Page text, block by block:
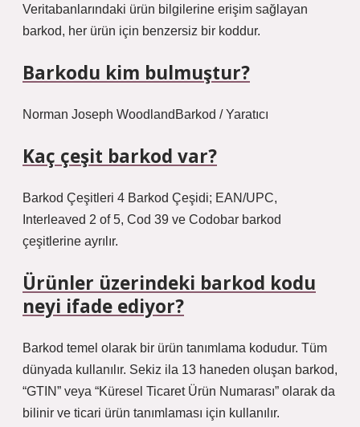
Veritabanlarındaki ürün bilgilerine erişim sağlayan
barkod, her ürün için benzersiz bir koddur.
Barkodu kim bulmuştur?
Norman Joseph WoodlandBarkod / Yaratıcı
Kaç çeşit barkod var?
Barkod Çeşitleri 4 Barkod Çeşidi; EAN/UPC,
Interleaved 2 of 5, Cod 39 ve Codobar barkod
çeşitlerine ayrılır.
Ürünler üzerindeki barkod kodu
neyi ifade ediyor?
Barkod temel olarak bir ürün tanımlama kodudur. Tüm
dünyada kullanılır. Sekiz ila 13 haneden oluşan barkod,
“GTIN” veya “Küresel Ticaret Ürün Numarası” olarak da
bilinir ve ticari ürün tanımlaması için kullanılır.